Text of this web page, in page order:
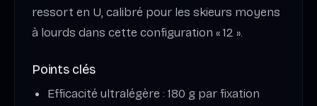
ressort en U, calibré pour les skieurs moyens
à lourds dans cette configuration « 12 ».
Points clés
Efficacité ultralégère : 180 g par fixation